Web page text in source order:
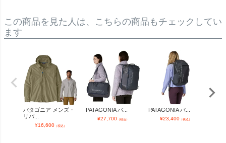
この商品を見た人は、こちらの商品もチェックしてい
ます
パタゴニア メンズ・
リバ...
¥16,600（税込）
PATAGONIA パ...
¥27,700（税込）
PATAGONIA パ...
¥23,400（税込）